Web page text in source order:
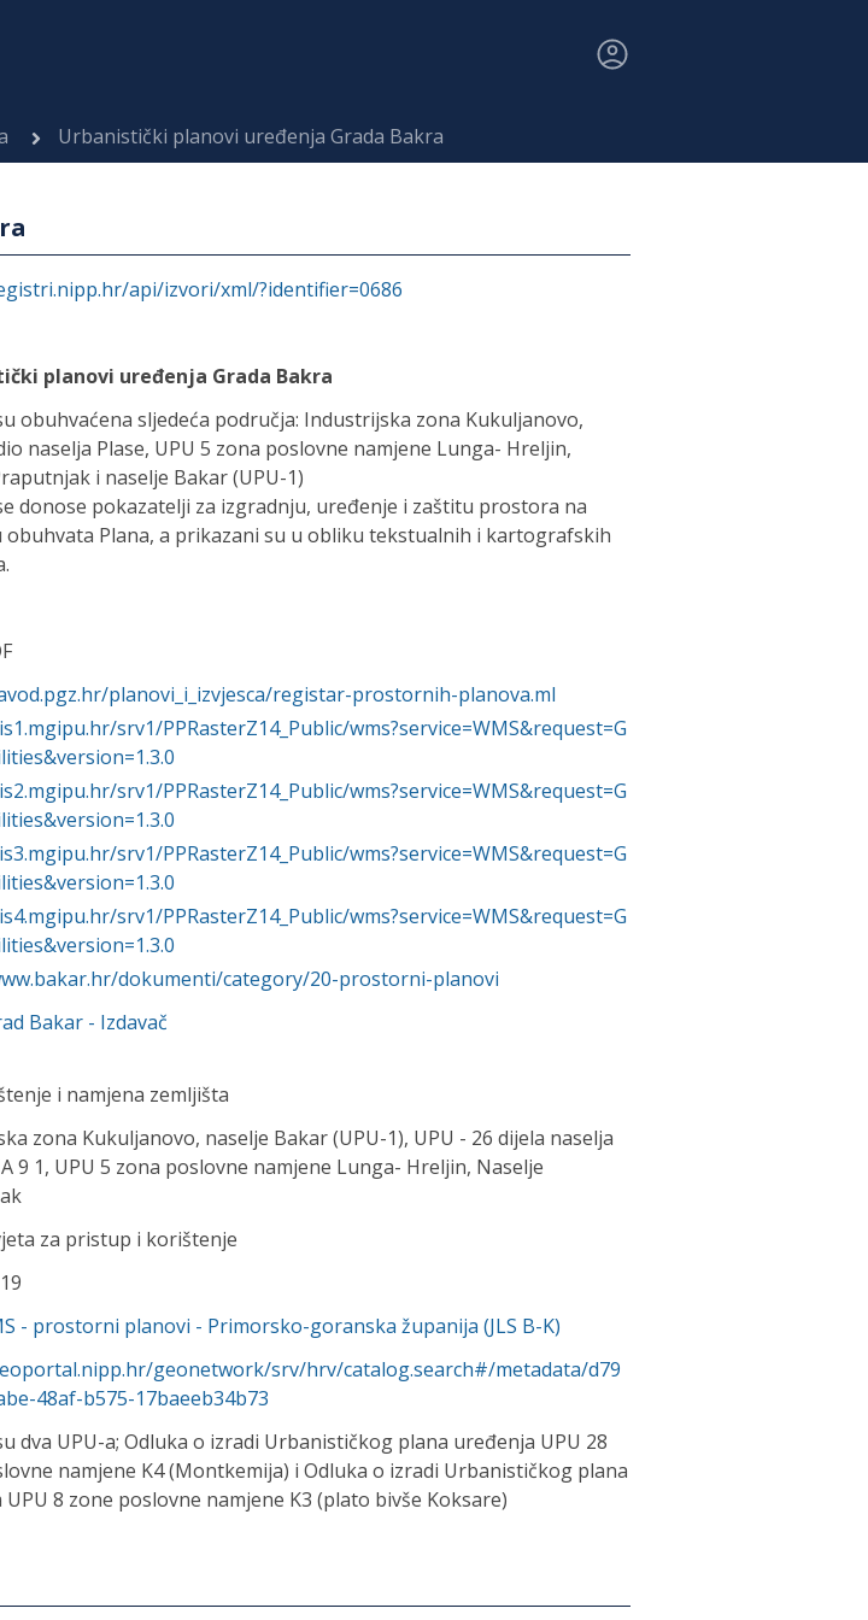
Urbanistički planovi uređenja Grada Bakra
api/izvori/xml/?identifier=0686
planovi uređenja Grada Bakra
obuhvaćena sljedeća područja: Industrijska zona Kukuljanovo,
naselja Plase, UPU 5 zona poslovne namjene Lunga- Hreljin,
i naselje Bakar (UPU-1)
donose pokazatelji za izgradnju, uređenje i zaštitu prostora na
obuhvata Plana, a prikazani su u obliku tekstualnih i kartografskih
planovi_i_izvjesca/registar-prostornih-planova.ml
srv1/PPRasterZ14_Public/wms?service=WMS&request=G
srv1/PPRasterZ14_Public/wms?service=WMS&request=G
srv1/PPRasterZ14_Public/wms?service=WMS&request=G
srv1/PPRasterZ14_Public/wms?service=WMS&request=G
dokumenti/category/20-prostorni-planovi
Bakar - Izdavač
i namjena zemljišta
zona Kukuljanovo, naselje Bakar (UPU-1), UPU - 26 dijela naselja
9 1, UPU 5 zona poslovne namjene Lunga- Hreljin, Naselje
za pristup i korištenje
- prostorni planovi - Primorsko-goranska županija (JLS B-K)
geonetwork/srv/hrv/catalog.search#/metadata/d79
48af-b575-17baeeb34b73
dva UPU-a; Odluka o izradi Urbanističkog plana uređenja UPU 28
namjene K4 (Montkemija) i Odluka o izradi Urbanističkog plana
8 zone poslovne namjene K3 (plato bivše Koksare)